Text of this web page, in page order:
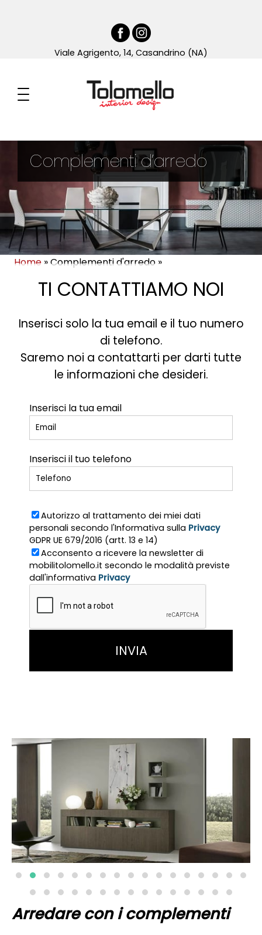
Viale Agrigento, 14, Casandrino (NA)
Complementi d’arredo
TI CONTATTIAMO NOI
Inserisci solo la tua email e il tuo numero
di telefono.
Saremo noi a contattarti per darti tutte
le informazioni che desideri.
Inserisci la tua email
Inserisci il tuo telefono
Autorizzo al trattamento dei miei dati
personali secondo l'Informativa sulla Privacy
GDPR UE 679/2016 (artt. 13 e 14)
Acconsento a ricevere la newsletter di
mobilitolomello.it secondo le modalità previste
dall'informativa Privacy
Home »Complementi d'arredo »
Arredare con i complementi